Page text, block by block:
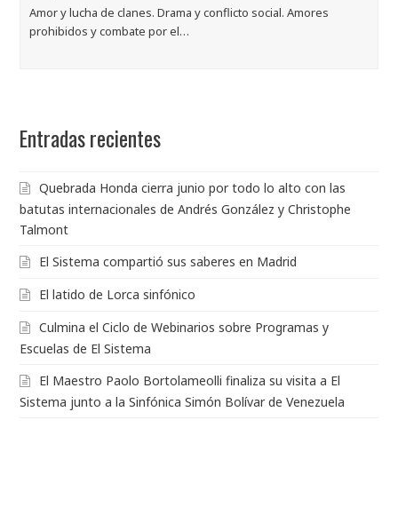
Amor y lucha de clanes. Drama y conflicto social. Amores
prohibidos y combate por el…
Entradas recientes
Quebrada Honda cierra junio por todo lo alto con las
batutas internacionales de Andrés González y Christophe
Talmont
El Sistema compartió sus saberes en Madrid
El latido de Lorca sinfónico
Culmina el Ciclo de Webinarios sobre Programas y
Escuelas de El Sistema
El Maestro Paolo Bortolameolli finaliza su visita a El
Sistema junto a la Sinfónica Simón Bolívar de Venezuela